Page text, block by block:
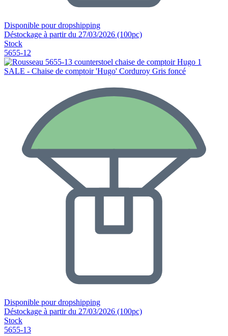
Disponible pour dropshipping
Déstockage à partir du 27/03/2026 (100pc)
Stock
5655-12
SALE - Chaise de comptoir 'Hugo' Corduroy Gris foncé
Disponible pour dropshipping
Déstockage à partir du 27/03/2026 (100pc)
Stock
5655-13